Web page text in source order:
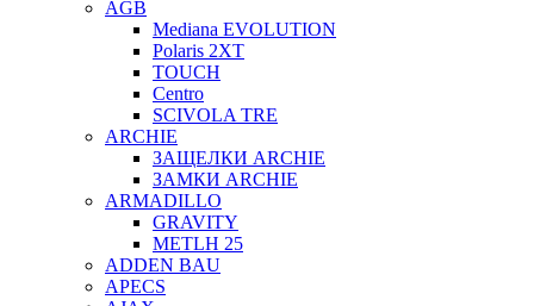
AGB
Mediana EVOLUTION
Polaris 2XT
TOUCH
Centro
SCIVOLA TRE
ARCHIE
ЗАЩЕЛКИ ARCHIE
ЗАМКИ ARCHIE
ARMADILLO
GRAVITY
METLH 25
ADDEN BAU
APECS